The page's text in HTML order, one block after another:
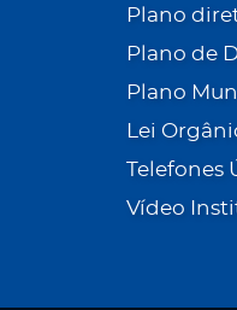
Plano
Plano de
Plano
Lei
Telefones
Vídeo